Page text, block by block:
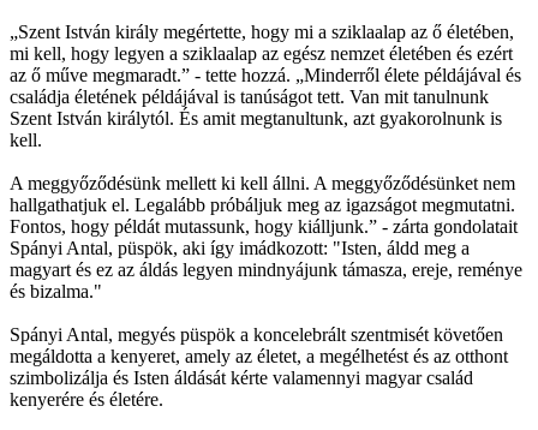
„Szent István király megértette, hogy mi a sziklaalap az ő életében,
mi kell, hogy legyen a sziklaalap az egész nemzet életében és ezért
az ő műve megmaradt.” - tette hozzá. „Minderről élete példájával és
családja életének példájával is tanúságot tett. Van mit tanulnunk
Szent István királytól. És amit megtanultunk, azt gyakorolnunk is
kell.
A meggyőződésünk mellett ki kell állni. A meggyőződésünket nem
hallgathatjuk el. Legalább próbáljuk meg az igazságot megmutatni.
Fontos, hogy példát mutassunk, hogy kiálljunk.” - zárta gondolatait
Spányi Antal, püspök, aki így imádkozott: "Isten, áldd meg a
magyart és ez az áldás legyen mindnyájunk támasza, ereje, reménye
és bizalma."
Spányi Antal, megyés püspök a koncelebrált szentmisét követően
megáldotta a kenyeret, amely az életet, a megélhetést és az otthont
szimbolizálja és Isten áldását kérte valamennyi magyar család
kenyerére és életére.